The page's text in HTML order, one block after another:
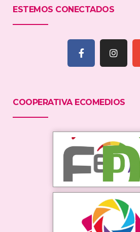
ESTEMOS CONECTADOS
COOPERATIVA ECOMEDIOS